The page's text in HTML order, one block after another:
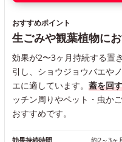
おすすめポイント
生ごみや観葉植物に
効果が2〜3ヶ月持続する置
引し、ショウジョウバエや
エに適しています。 蓋を回
ッチン周りやペット・虫か
おすすめです。
効果持続時間 約2～3ヶ